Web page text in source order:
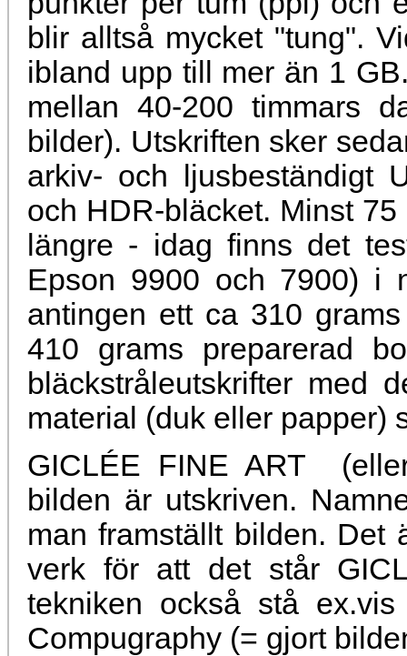
blir alltså mycket "tung".
ibland upp till mer än 1
mellan 40-200 timmars
bilder). Utskriften sker
arkiv- och ljusbeständigt
och HDR-bläcket. Minst
längre - idag finns det
Epson 9900 och 7900) i
antingen ett ca 310
410 grams preparerad
bläckstråleutskrifter med
material (duk eller papper)
GICLÉE FINE ART
bilden är utskriven.
man framställt bilden. Det
verk för att det står
tekniken också stå
Compugraphy (= gjort